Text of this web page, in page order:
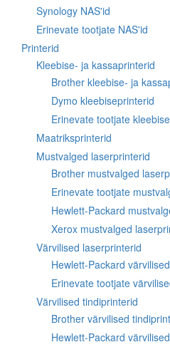
Synology NAS'id
Erinevate tootjate NAS'id
Printerid
Kleebise- ja kassaprinterid
Brother kleebise- ja
Dymo kleebiseprinterid
Erinevate tootjate
Maatriksprinterid
Mustvalged laserprinterid
Brother mustvalged
Erinevate tootjate
Hewlett-Packard
Xerox mustvalged
Värvilised laserprinterid
Hewlett-Packard
Erinevate tootjate
Värvilised tindiprinterid
Brother värvilised
Hewlett-Packard